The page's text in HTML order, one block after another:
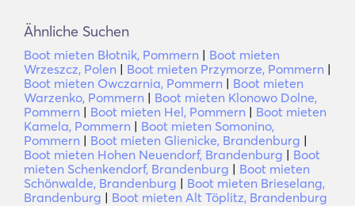
Ähnliche Suchen
Boot mieten Błotnik, Pommern | Boot mieten
Wrzeszcz, Polen | Boot mieten Przymorze, Pommern |
Boot mieten Owczarnia, Pommern | Boot mieten
Warzenko, Pommern | Boot mieten Klonowo Dolne,
Pommern | Boot mieten Hel, Pommern | Boot mieten
Kamela, Pommern | Boot mieten Somonino,
Pommern | Boot mieten Glienicke, Brandenburg |
Boot mieten Hohen Neuendorf, Brandenburg | Boot
mieten Schenkendorf, Brandenburg | Boot mieten
Schönwalde, Brandenburg | Boot mieten Brieselang,
Brandenburg | Boot mieten Alt Töplitz, Brandenburg